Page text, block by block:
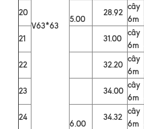
V63*63
20
5.00
28.92
cây
6m
21
31.00
cây
6m
22
32.20
cây
6m
23
34.00
cây
6m
24
6.00
34.32
cây
6m